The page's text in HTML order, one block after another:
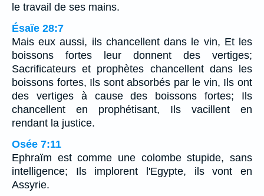
le travail de ses mains.
Ésaïe 28:7
Mais eux aussi, ils chancellent dans le vin, Et les
boissons fortes leur donnent des vertiges;
Sacrificateurs et prophètes chancellent dans les
boissons fortes, Ils sont absorbés par le vin, Ils ont
des vertiges à cause des boissons fortes; Ils
chancellent en prophétisant, Ils vacillent en
rendant la justice.
Osée 7:11
Ephraïm est comme une colombe stupide, sans
intelligence; Ils implorent l'Egypte, ils vont en
Assyrie.